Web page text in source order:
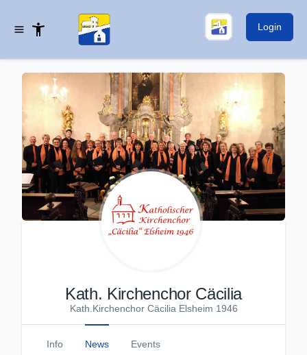
Login
Kath. Kirchenchor Cäcilia
Kath.Kirchenchor Cäcilia Elsheim 1946
Info News Events